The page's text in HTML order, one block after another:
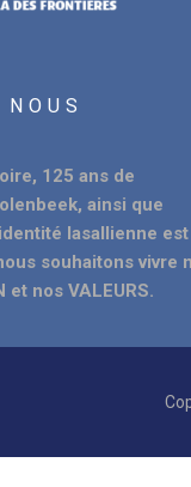
125 ans de
ainsi que
lasallienne
souhaitons vivre
et nos VALEURS.